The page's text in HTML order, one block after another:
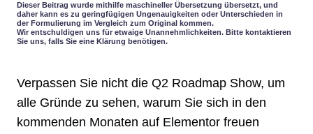
Dieser Beitrag wurde mithilfe maschineller Übersetzung übersetzt, und
daher kann es zu geringfügigen Ungenauigkeiten oder Unterschieden in
der Formulierung im Vergleich zum Original kommen.
Wir entschuldigen uns für etwaige Unannehmlichkeiten. Bitte kontaktieren
Sie uns, falls Sie eine Klärung benötigen.
Verpassen Sie nicht die Q2 Roadmap Show, um
alle Gründe zu sehen, warum Sie sich in den
kommenden Monaten auf Elementor freuen